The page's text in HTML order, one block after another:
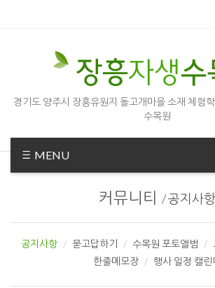
경기도 양주시 장흥유원지 돌고개마을 소재 체험
수목원
MENU
커뮤니티 /공지사항
공지사항 묻고답하기 수목원 포토앨범
한줄메모장
행사 일정 캘린